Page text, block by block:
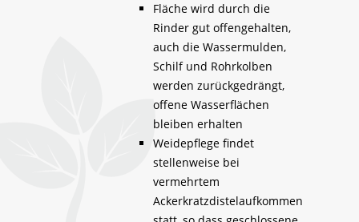
Fläche wird durch die
Rinder gut offengehalten,
auch die Wassermulden,
Schilf und Rohrkolben
werden zurückgedrängt,
offene Wasserflächen
bleiben erhalten
Weidepflege findet
stellenweise bei
vermehrtem
Ackerkratzdistelaufkommen